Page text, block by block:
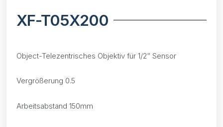
XF-T05X200
Object-Telezentrisches Objektiv für 1/2″ Sensor
Vergrößerung 0.5
Arbeitsabstand 150mm